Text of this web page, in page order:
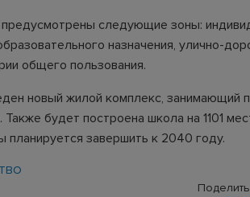
следующие зоны:
назначения, улично-
общего пользования.
новый жилой комплекс, занимающий
будет построена школа на 1101
планируется завершить к 2040 году.